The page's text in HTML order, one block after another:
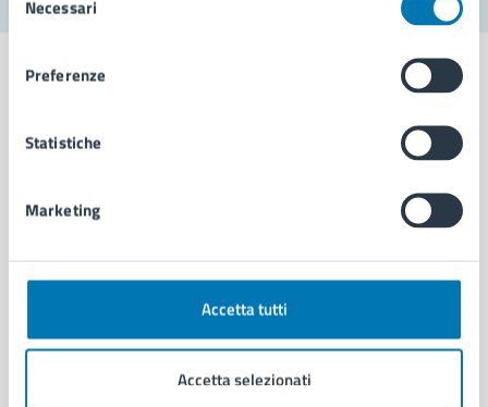
delNecessari
Preferenze
Statistiche
Marketing
Accetta tutti
Accetta selezionati
Comune di Napoli
AMMINISTRAZIONE
Organi di governo
Enti e fondazioni